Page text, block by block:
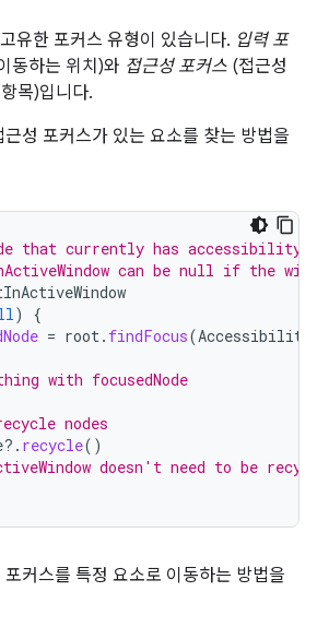
유한 포커스 유형이 있습니다. 입력 포
동하는 위치)와 접근성 포커스 (접근성
목)입니다.
성 포커스가 있는 요소를 찾는 방법을
that currently has accessibility
can be null if the
)
{
= root. findFocus(
with focusedNode
nodes
?. recycle()
doesn't need to be
커스를 특정 요소로 이동하는 방법을